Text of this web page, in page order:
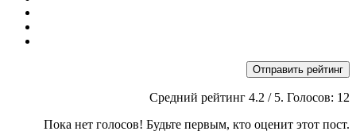
Отправить рейтинг
Средний рейтинг 4.2 / 5. Голосов: 12
Пока нет голосов! Будьте первым, кто оценит этот пост.